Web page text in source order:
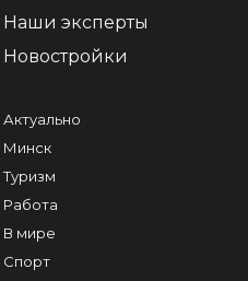
Наши эксперты
Новостройки
Актуально
Минск
Туризм
Работа
В мире
Спорт